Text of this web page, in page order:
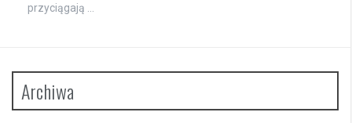
przyciągają …
Archiwa